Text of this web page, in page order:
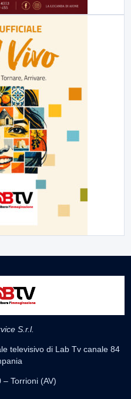
S.r.l.
televisivo di Lab Tv canale 84
Torrioni (AV)